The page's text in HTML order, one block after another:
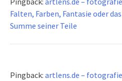
Falten, Farben, Fantasie oder
Summe seiner Teile
Pingback: artlens.de –